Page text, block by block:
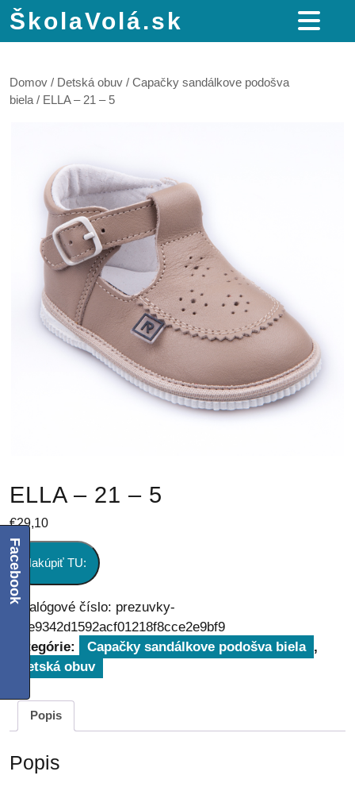
ŠkolaVolá.sk
Domov / Detská obuv / Capačky sandálkove podošva
biela / ELLA – 21 – 5
ELLA – 21 – 5
€29,10
Nakúpiť TU:
Katalógové číslo: prezuvky-
fd6e9342d1592acf01218f8cce2e9bf9
Kategórie:
Capačky sandálkove podošva biela ,
Detská obuv
Popis
Popis
Facebook